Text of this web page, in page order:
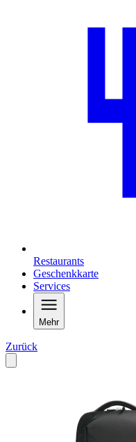
Restaurants
Geschenkkarte
Services
Mehr
Zurück